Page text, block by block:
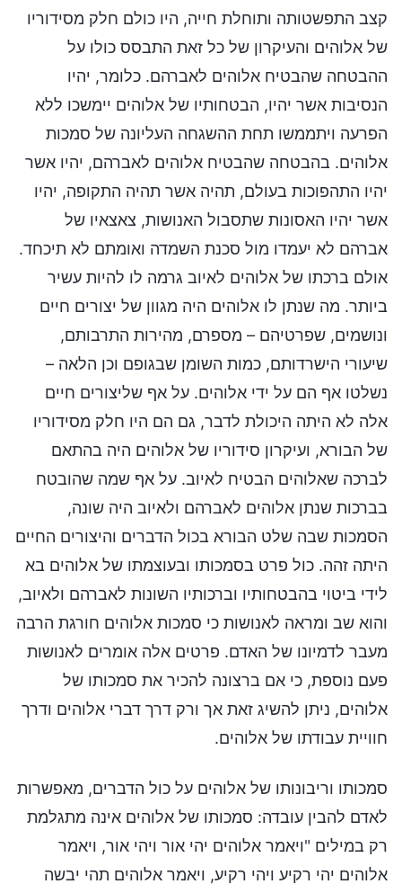
קצב התפשטותה ותוחלת חייה, היו כולם חלק מסידוריו
של אלוהים והעיקרון של כל זאת התבסס כולו על
ההבטחה שהבטיח אלוהים לאברהם. כלומר, יהיו
הנסיבות אשר יהיו, הבטחותיו של אלוהים יימשכו ללא
הפרעה ויתממשו תחת ההשגחה העליונה של סמכות
אלוהים. בהבטחה שהבטיח אלוהים לאברהם, יהיו אשר
יהיו התהפוכות בעולם, תהיה אשר תהיה התקופה, יהיו
אשר יהיו האסונות שתסבול האנושות, צאצאיו של
אברהם לא יעמדו מול סכנת השמדה ואומתם לא תיכחד.
אולם ברכתו של אלוהים לאיוב גרמה לו להיות עשיר
ביותר. מה שנתן לו אלוהים היה מגוון של יצורים חיים
ונושמים, שפרטיהם – מספרם, מהירות התרבותם,
שיעורי הישרדותם, כמות השומן שבגופם וכן הלאה –
נשלטו אף הם על ידי אלוהים. על אף שליצורים חיים
אלה לא היתה היכולת לדבר, גם הם היו חלק מסידוריו
של הבורא, ועיקרון סידוריו של אלוהים היה בהתאם
לברכה שאלוהים הבטיח לאיוב. על אף שמה שהובטח
בברכות שנתן אלוהים לאברהם ולאיוב היה שונה,
הסמכות שבה שלט הבורא בכול הדברים והיצורים החיים
היתה זהה. כול פרט בסמכותו ובעוצמתו של אלוהים בא
לידי ביטוי בהבטחותיו וברכותיו השונות לאברהם ולאיוב,
והוא שב ומראה לאנושות כי סמכות אלוהים חורגת הרבה
מעבר לדמיונו של האדם. פרטים אלה אומרים לאנושות
פעם נוספת, כי אם ברצונה להכיר את סמכותו של
אלוהים, ניתן להשיג זאת אך ורק דרך דברי אלוהים ודרך
חוויית עבודתו של אלוהים.
סמכותו וריבונותו של אלוהים על כול הדברים, מאפשרות
לאדם להבין עובדה: סמכותו של אלוהים אינה מתגלמת
רק במילים "ויאמר אלוהים יהי אור ויהי אור, ויאמר
אלוהים יהי רקיע ויהי רקיע, ויאמר אלוהים תהי יבשה